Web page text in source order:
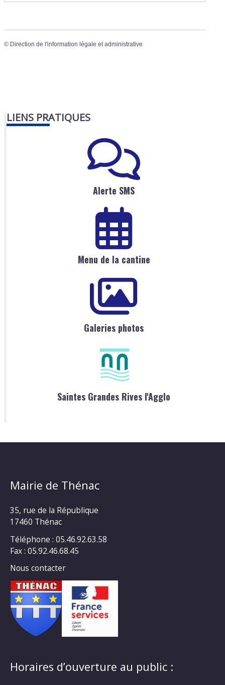
© Direction de l'information légale et administrative
LIENS PRATIQUES
Alerte SMS
Menu de la cantine
Galeries photos
Saintes Grandes Rives l'Agglo
Mairie de Thénac
35, rue de la République
17460 Thénac
Téléphone : 05.46.92.63.58
Fax : 05.92.46.68.45
Nous contacter
Horaires d’ouverture au public :